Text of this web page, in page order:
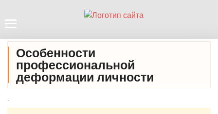
Особенности
профессиональной
деформации личности
.